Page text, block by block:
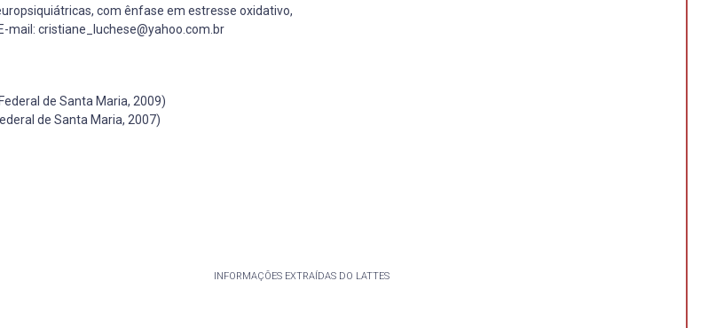
com ênfase em estresse oxidativo,
mail: cristiane_luchese@yahoo.com.br
de Santa Maria, 2009)
de Santa Maria, 2007)
INFORMAÇÕES EXTRAÍDAS DO LATTES